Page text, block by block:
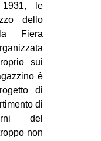
1931, le
dello
Fiera
sui
è
di
di
del
non